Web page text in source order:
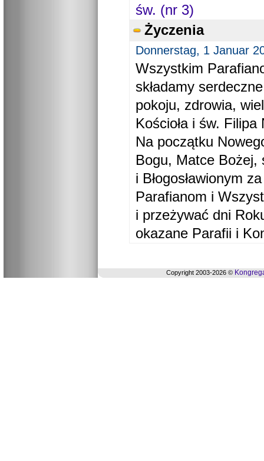
św. (nr 3)
Życzenia
Donnerstag, 1 Januar
Wszystkim
składamy
pokoju, zdrowia,
Kościoła i św. Filipa
Na początku
Bogu, Matce Bożej,
i Błogosławionym
Parafianom i
i przeżywać dni
okazane Parafii i
Copyright 2003-2026 ©